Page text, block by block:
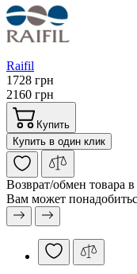
Raifil
1728 грн
2160 грн
Купить
Купить в один клик
Возврат/обмен товара
Вам может